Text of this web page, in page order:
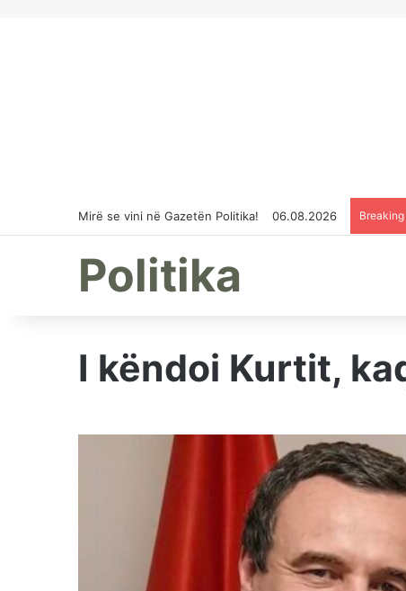
Mirë se vini në Gazetën Politika! 06.08.2026
Politika
I këndoi Kurtit,